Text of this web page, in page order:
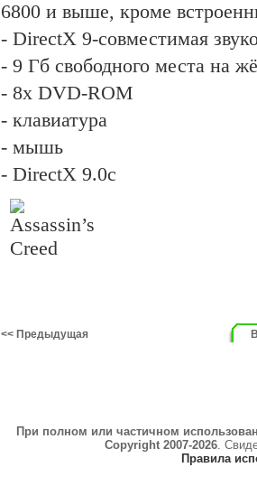
6800 и выше, кроме
- DirectX 9-совместимая
- 9 Гб свободного места на
- 8x DVD-ROM
- клавиатура
- мышь
- DirectX 9.0c
<< Предыдущая
При полном или частичном
Copyright 2007-2026.
Правила